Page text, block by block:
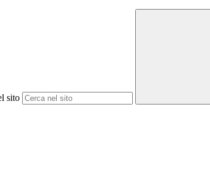
sito